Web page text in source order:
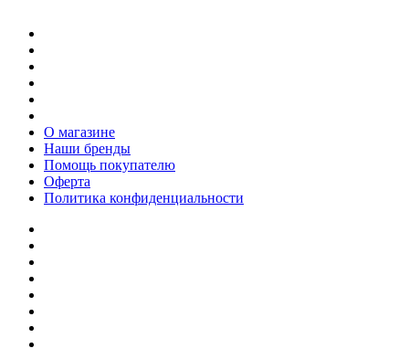
О магазине
Наши бренды
Помощь покупателю
Оферта
Политика конфиденциальности